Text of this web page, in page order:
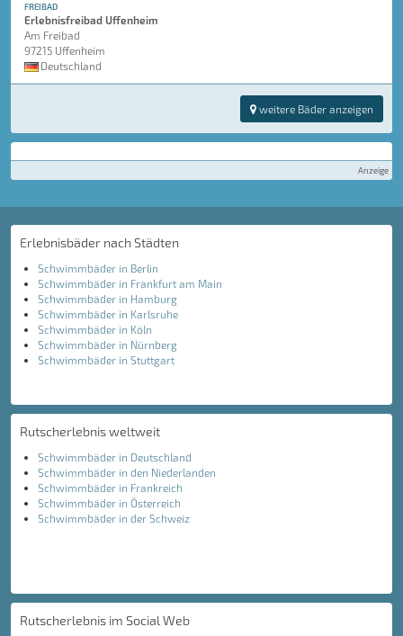
FREIBAD
Erlebnisfreibad Uffenheim
Am Freibad
97215 Uffenheim
Deutschland
weitere Bäder anzeigen
Anzeige
Erlebnisbäder nach Städten
Schwimmbäder in Berlin
Schwimmbäder in Frankfurt am Main
Schwimmbäder in Hamburg
Schwimmbäder in Karlsruhe
Schwimmbäder in Köln
Schwimmbäder in Nürnberg
Schwimmbäder in Stuttgart
Rutscherlebnis weltweit
Schwimmbäder in Deutschland
Schwimmbäder in den Niederlanden
Schwimmbäder in Frankreich
Schwimmbäder in Österreich
Schwimmbäder in der Schweiz
Rutscherlebnis im Social Web